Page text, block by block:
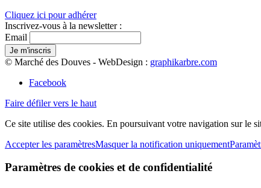
Cliquez ici pour adhérer
Inscrivez-vous à la newsletter :
Email
© Marché des Douves - WebDesign : graphikarbre.com
Facebook
Faire défiler vers le haut
Ce site utilise des cookies. En poursuivant votre navigation sur le
Accepter les paramètresMasquer la notification uniquement
Paramètres de cookies et de confidentialité